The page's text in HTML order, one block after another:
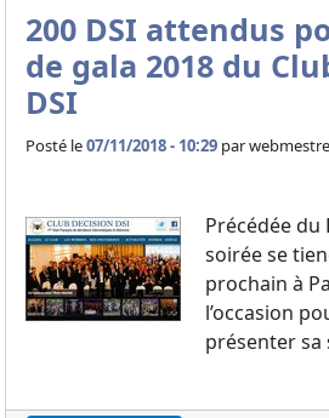
200 DSI attendus
de gala 2018 du
DSI
Posté le07/11/2018 - 10:29 par
Précédée du
soirée se
prochain à
l’occasion
présenter sa